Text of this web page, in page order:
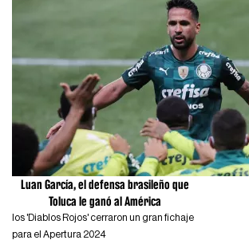
Luan García, el defensa brasileño que
Toluca le ganó al América
los 'Diablos Rojos' cerraron un gran fichaje
para el Apertura 2024